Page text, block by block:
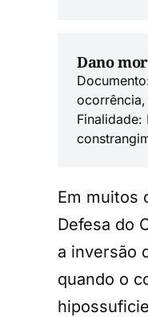
Dano
ocorrência,
Finalidade:
Em muitos
Defesa do
a inversão
quando o